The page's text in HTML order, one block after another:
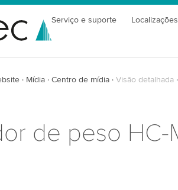
Serviço e suporte
Mídia Centro de mídia Visão detalhada
de peso HC-